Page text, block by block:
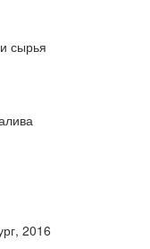
сырья
2016